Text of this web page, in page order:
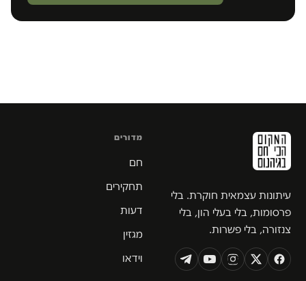
עיתונות עצמאית חוקרת. בלי
פרסומות, בלי בעלי הון, בלי
צנזורה, בלי פשרות.
מדורים
חם
תחקירים
דעות
מגזין
וידאו